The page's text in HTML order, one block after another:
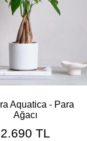
Aquatica - Para
Ağacı
2.690 TL